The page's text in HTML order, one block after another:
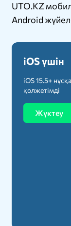
UTO.KZ
Android
iOS үшін
iOS 15.5+
қолжетімді
Жүктеу